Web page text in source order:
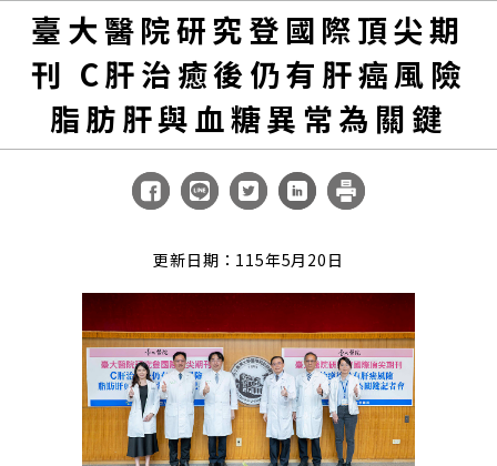
臺大醫院研究登國際頂尖期
刊 C肝治癒後仍有肝癌風險
脂肪肝與血糖異常為關鍵
更新日期：115年5月20日